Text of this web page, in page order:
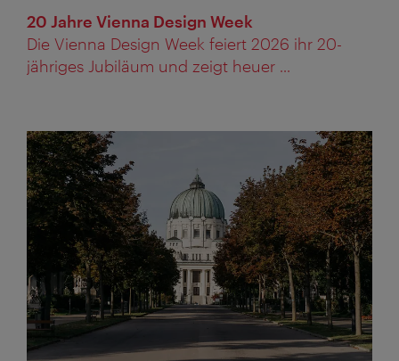
20 Jahre Vienna Design Week
Die Vienna Design Week feiert 2026 ihr 20-
jähriges Jubiläum und zeigt heuer ...